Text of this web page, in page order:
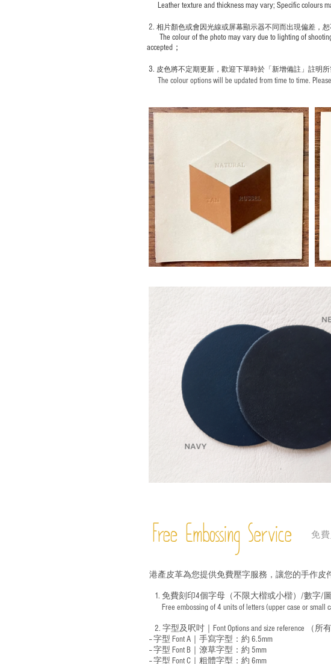
Leather texture and thickness may vary; Specific colours
2. 相片顏色或會因光線或屏幕顯示器不同而出現偏差，恕
The colour of the photo may vary due to lighting of
accepted；
3. 皮色將不定期更新，歡迎下單時於「新增備註」註明 所
The colour options will be updated from time to time.
Free Embossing Service 免
港產皮革為您提供免費壓字服務，讓您的手作皮
1. 免費刻印4個字母（不限大楷或小楷）/數字/
Free embossing of 4 units of letters (upper case or small
2. 字型及呎吋｜ Font Options and size reference
（所
-- 字型 Font A｜手寫字型：約 6.5mm
-- 字型 Font B｜潦草字型： 約 5mm
-- 字型 Font C｜粗體字型：約 6mm